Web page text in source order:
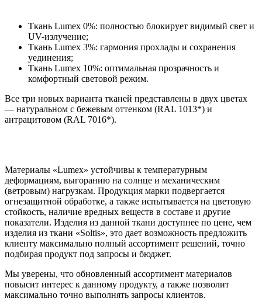
Ткань Lumex 0%: полностью блокирует видимый свет и
UV-излучение;
Ткань Lumex 3%: гармония прохлады и сохранения
уединения;
Ткань Lumex 10%: оптимальная прозрачность и
комфортный световой режим.
Все три новых варианта тканей представлены в двух цветах
— натуральном с бежевым оттенком (RAL 1013*) и
антрацитовом (RAL 7016*).
Материалы «Lumex» устойчивы к температурным
деформациям, выгоранию на солнце и механическим
(ветровым) нагрузкам. Продукция марки подвергается
огнезащитной обработке, а также испытывается на цветовую
стойкость, наличие вредных веществ в составе и другие
показатели. Изделия из данной ткани доступнее по цене, чем
изделия из ткани «Soltis», это дает возможность предложить
клиенту максимально полный ассортимент решений, точно
подбирая продукт под запросы и бюджет.
Мы уверены, что обновленный ассортимент материалов
повысит интерес к данному продукту, а также позволит
максимально точно выполнять запросы клиентов.